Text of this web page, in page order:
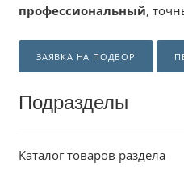
профессиональный,
ЗАЯВКА НА ПОДБОР
Подразделы
Каталог товаров раздела